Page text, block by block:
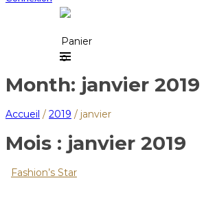
Panier
0
Month: janvier 2019
Accueil / 2019 / janvier
Mois : janvier 2019
Fashion’s Star